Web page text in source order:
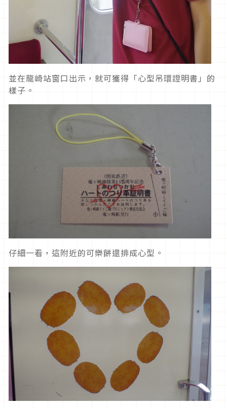
並在龍崎站窗口出示，就可獲得「心型吊環證明書」的
樣子。
仔細一看，這附近的可樂餅還排成心型。